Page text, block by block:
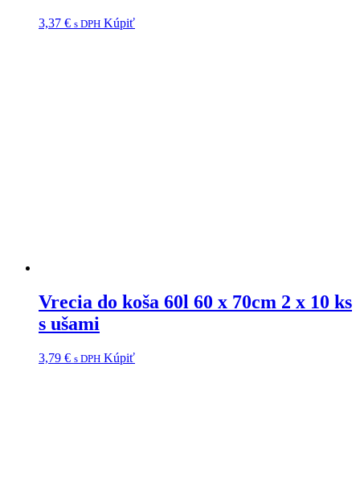
3,37 € s DPH Kúpiť
Vrecia do koša 60l 60 x 70cm 2 x 10 ks
s ušami
3,79 € s DPH Kúpiť